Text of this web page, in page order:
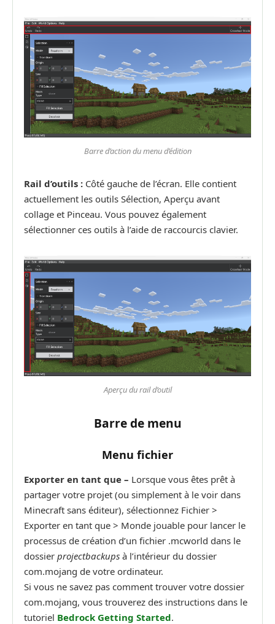
Barre d’action du menu d’édition
Rail d’outils : Côté gauche de l’écran. Elle contient
actuellement les outils Sélection, Aperçu avant
collage et Pinceau. Vous pouvez également
sélectionner ces outils à l’aide de raccourcis clavier.
Aperçu du rail d’outil
Barre de menu
Menu fichier
Exporter en tant que – Lorsque vous êtes prêt à
partager votre projet (ou simplement à le voir dans
Minecraft sans éditeur), sélectionnez Fichier >
Exporter en tant que > Monde jouable pour lancer le
processus de création d’un fichier .mcworld dans le
dossier projectbackups à l’intérieur du dossier
com.mojang de votre ordinateur.
Si vous ne savez pas comment trouver votre dossier
com.mojang, vous trouverez des instructions dans le
tutoriel Bedrock Getting Started.